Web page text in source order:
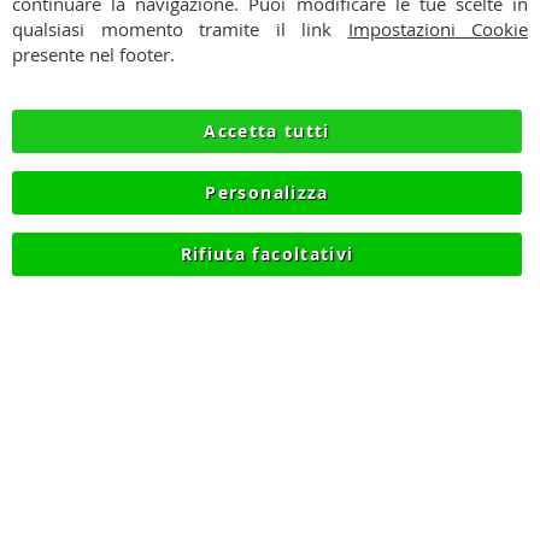
PRIVACY
RECESSO
COOKIE
© 2012-2026 NIKMART.IT - P.IVA IT03420740130 - TEL
qualsiasi momento tramite il link Impostazioni Cookie
presente nel footer.
Accetta tutti
Personalizza
Rifiuta facoltativi